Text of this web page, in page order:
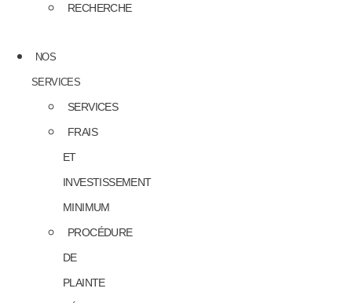
RECHERCHE
NOS
SERVICES
SERVICES
FRAIS
ET
INVESTISSEMENT
MINIMUM
PROCÉDURE
DE
PLAINTE